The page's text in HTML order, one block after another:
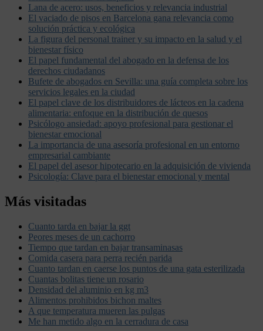
Lana de acero: usos, beneficios y relevancia industrial
El vaciado de pisos en Barcelona gana relevancia como
solución práctica y ecológica
La figura del personal trainer y su impacto en la salud y el
bienestar físico
El papel fundamental del abogado en la defensa de los
derechos ciudadanos
Bufete de abogados en Sevilla: una guía completa sobre los
servicios legales en la ciudad
El papel clave de los distribuidores de lácteos en la cadena
alimentaria: enfoque en la distribución de quesos
Psicólogo ansiedad: apoyo profesional para gestionar el
bienestar emocional
La importancia de una asesoría profesional en un entorno
empresarial cambiante
El papel del asesor hipotecario en la adquisición de vivienda
Psicología: Clave para el bienestar emocional y mental
Más visitadas
Cuanto tarda en bajar la ggt
Peores meses de un cachorro
Tiempo que tardan en bajar transaminasas
Comida casera para perra recién parida
Cuanto tardan en caerse los puntos de una gata esterilizada
Cuantas bolitas tiene un rosario
Densidad del aluminio en kg m3
Alimentos prohibidos bichon maltes
A que temperatura mueren las pulgas
Me han metido algo en la cerradura de casa